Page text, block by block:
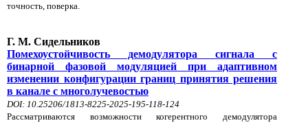
точность, поверка.
Г. М. Сидельников
Помехоустойчивость демодулятора сигнала с
бинарной фазовой модуляцией при адаптивном
изменении конфигурации границ принятия решения
в канале с многолучевостью
DOI: 10.25206/1813-8225-2025-195-118-124
Рассматриваются возможности когерентного демодулятора